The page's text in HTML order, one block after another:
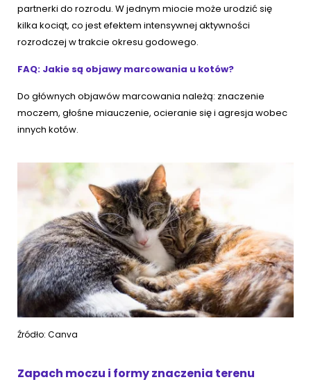
partnerki do rozrodu. W jednym miocie może urodzić się
kilka kociąt, co jest efektem intensywnej aktywności
rozrodczej w trakcie okresu godowego.
FAQ: Jakie są objawy marcowania u kotów?
Do głównych objawów marcowania należą: znaczenie
moczem, głośne miauczenie, ocieranie się i agresja wobec
innych kotów.
Źródło: Canva
Zapach moczu i formy znaczenia terenu